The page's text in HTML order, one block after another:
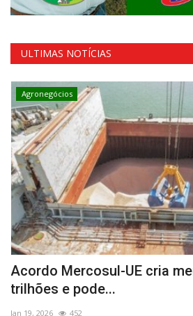
ULTIMAS NOTÍCIAS
Agronegócios
Acordo Mercosul-UE cria
trilhões e pode...
Jan 19, 2026 452